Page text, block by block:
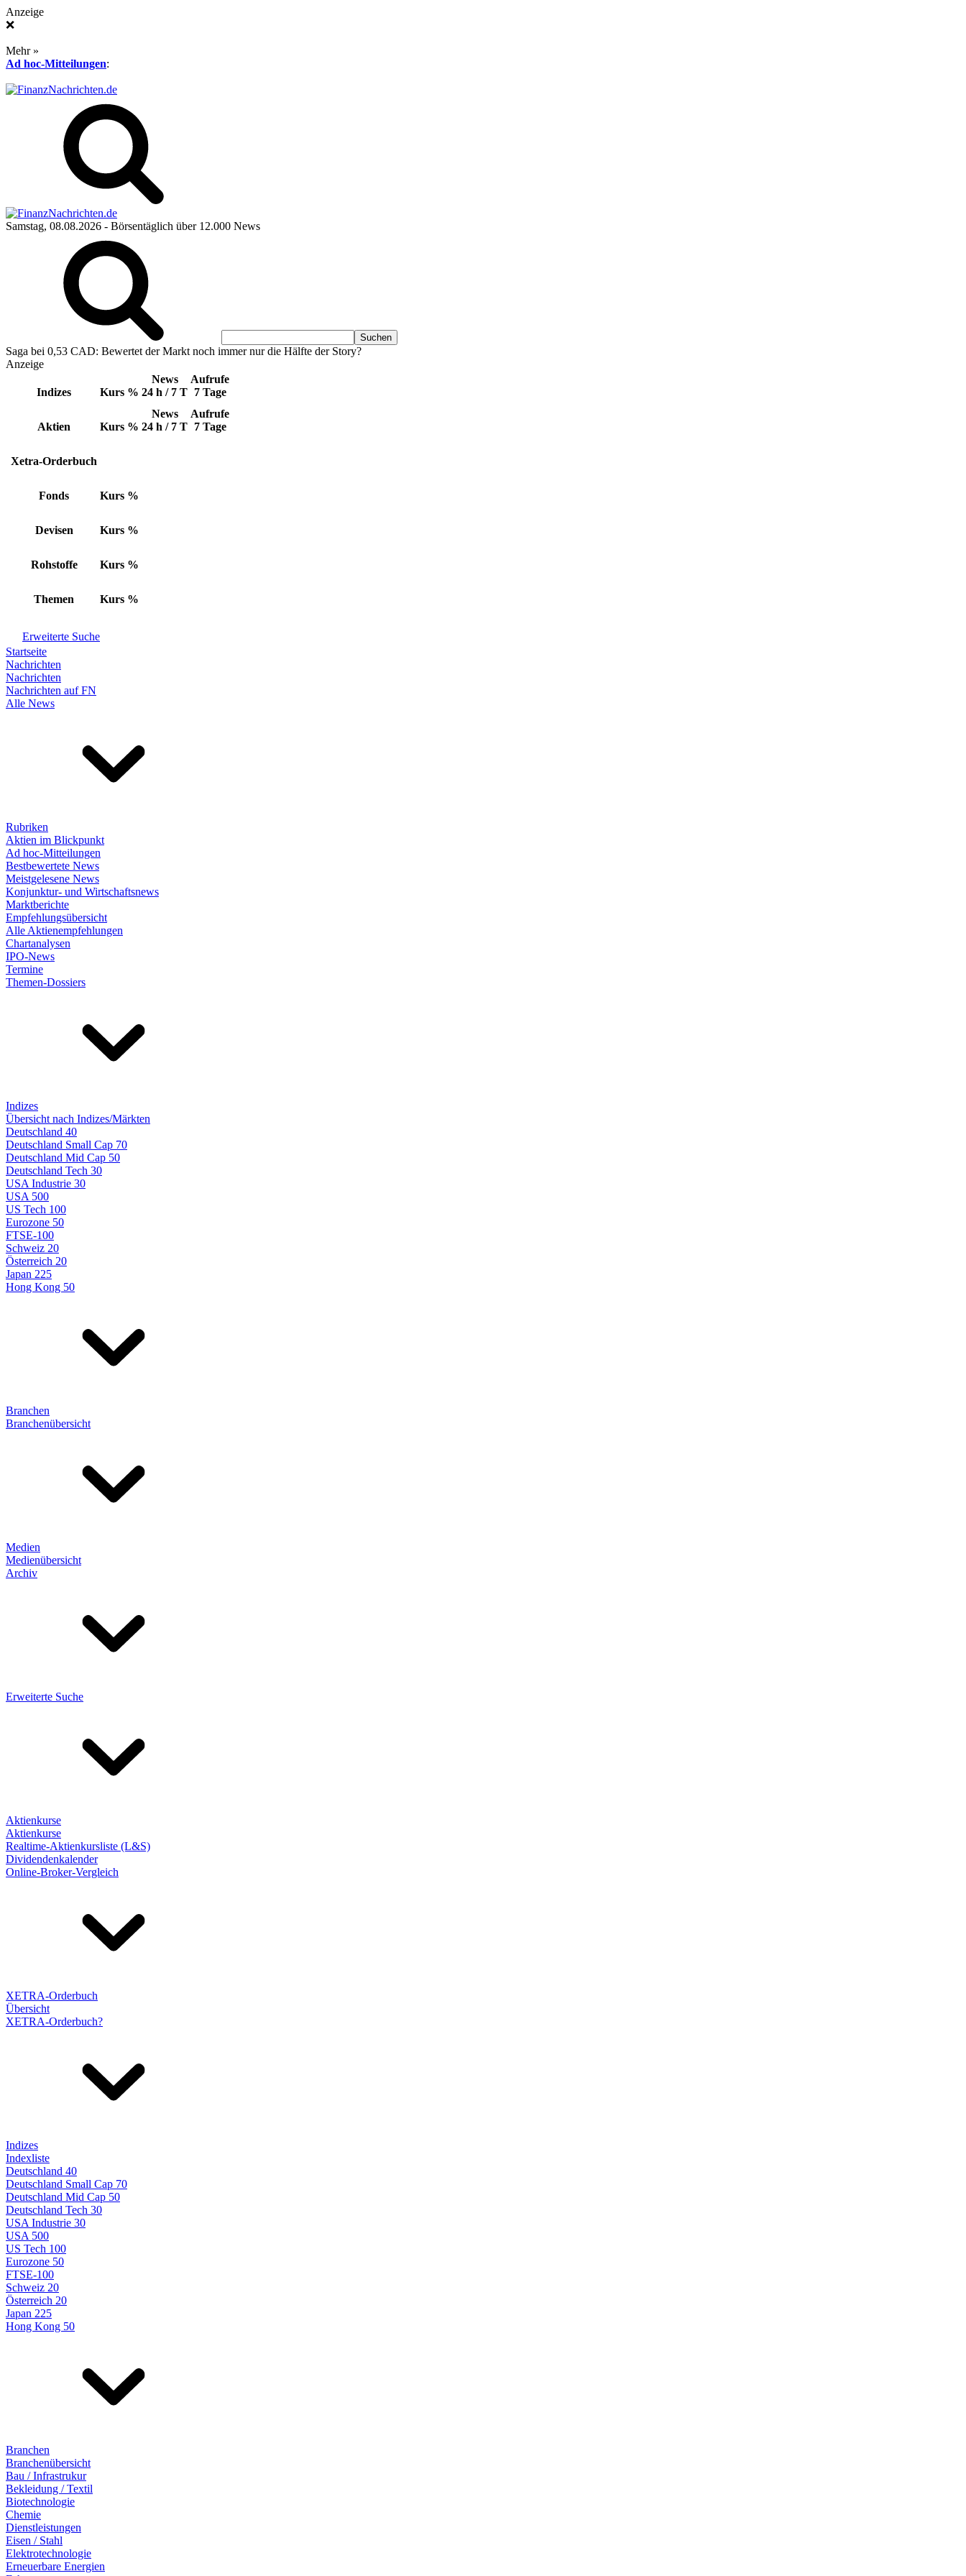
Anzeige
❌
Mehr »
Ad hoc-Mitteilungen:
Samstag, 08.08.2026 - Börsentäglich über 12.000 News
Saga bei 0,53 CAD: Bewertet der Markt noch immer nur die Hälfte der Story?
Anzeige
Indizes Kurs %
News
24 h / 7 T
Aufrufe
7 Tage
Aktien Kurs %
News
24 h / 7 T
Aufrufe
7 Tage
Xetra-Orderbuch
Fonds Kurs %
Devisen Kurs %
Rohstoffe Kurs %
Themen Kurs %
Erweiterte Suche
Startseite
Nachrichten
Nachrichten
Nachrichten auf FN
Alle News
Rubriken
Aktien im Blickpunkt
Ad hoc-Mitteilungen
Bestbewertete News
Meistgelesene News
Konjunktur- und Wirtschaftsnews
Marktberichte
Empfehlungsübersicht
Alle Aktienempfehlungen
Chartanalysen
IPO-News
Termine
Themen-Dossiers
Indizes
Übersicht nach Indizes/Märkten
Deutschland 40
Deutschland Small Cap 70
Deutschland Mid Cap 50
Deutschland Tech 30
USA Industrie 30
USA 500
US Tech 100
Eurozone 50
FTSE-100
Schweiz 20
Österreich 20
Japan 225
Hong Kong 50
Branchen
Branchenübersicht
Medien
Medienübersicht
Archiv
Erweiterte Suche
Aktienkurse
Aktienkurse
Realtime-Aktienkursliste (L&S)
Dividendenkalender
Online-Broker-Vergleich
XETRA-Orderbuch
Übersicht
XETRA-Orderbuch?
Indizes
Indexliste
Deutschland 40
Deutschland Small Cap 70
Deutschland Mid Cap 50
Deutschland Tech 30
USA Industrie 30
USA 500
US Tech 100
Eurozone 50
FTSE-100
Schweiz 20
Österreich 20
Japan 225
Hong Kong 50
Branchen
Branchenübersicht
Bau / Infrastrukur
Bekleidung / Textil
Biotechnologie
Chemie
Dienstleistungen
Eisen / Stahl
Elektrotechnologie
Erneuerbare Energien